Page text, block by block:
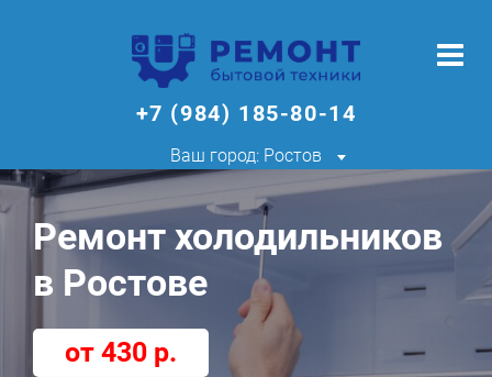
+7 (984) 185-80-14
Ваш город: Ростов
Ремонт холодильников
в Ростове
от 430 р.